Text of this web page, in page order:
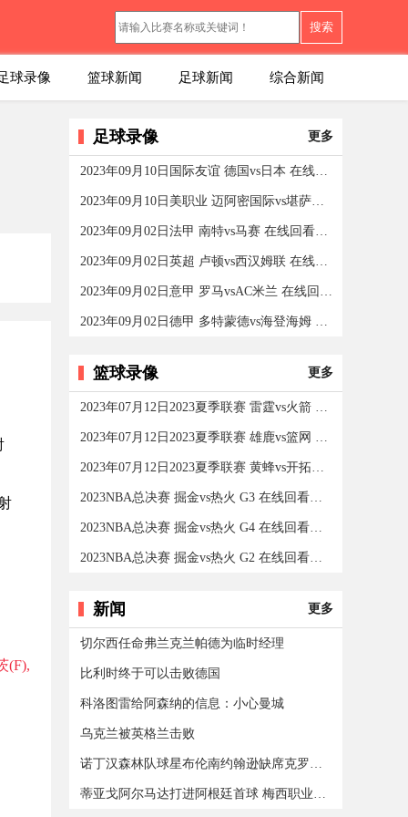
搜索
球录像 篮球新闻 足球新闻 综合新闻
(F),
足球录像 更多
2023年09月10日国际友谊 德国vs日本 在线回看全场录像
2023年09月10日美职业 迈阿密国际vs堪萨斯城竞技 在线回
2023年09月02日法甲 南特vs马赛 在线回看全场录像/集锦回
2023年09月02日英超 卢顿vs西汉姆联 在线回看全场录像
2023年09月02日意甲 罗马vsAC米兰 在线回看全场录像/集锦
2023年09月02日德甲 多特蒙德vs海登海姆 在线回看全场录
篮球录像 更多
2023年07月12日2023夏季联赛 雷霆vs火箭 在线回看全场录像
2023年07月12日2023夏季联赛 雄鹿vs篮网 在线回看全场录像
2023年07月12日2023夏季联赛 黄蜂vs开拓者 在线回看全场录
2023NBA总决赛 掘金vs热火 G3 在线回看全场录像/集锦回放
2023NBA总决赛 掘金vs热火 G4 在线回看全场录像/集锦回放
2023NBA总决赛 掘金vs热火 G2 在线回看全场录像/集锦回放
新闻 更多
切尔西任命弗兰克兰帕德为临时经理
比利时终于可以击败德国
科洛图雷给阿森纳的信息：小心曼城
乌克兰被英格兰击败
诺丁汉森林队球星布伦南约翰逊缺席克罗地亚的威尔士
蒂亚戈阿尔马达打进阿根廷首球 梅西职业生涯第800球